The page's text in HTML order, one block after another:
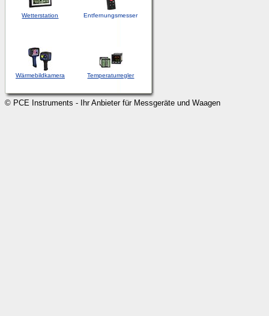
Wetterstation Entfernungsmesser
Wärmebildkamera Temperaturregler
© PCE Instruments - Ihr Anbieter für Messgeräte und Waagen